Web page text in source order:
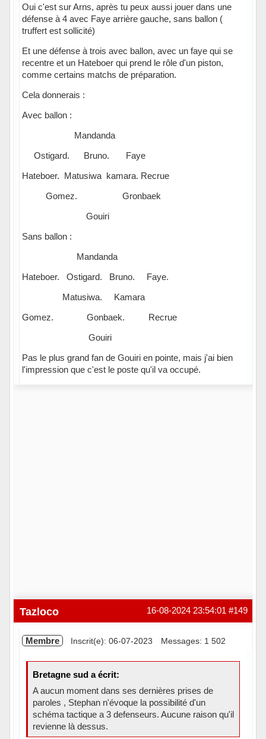
Oui c'est sur Arns, après tu peux aussi jouer dans une
défense à 4 avec Faye arrière gauche, sans ballon (
truffert est sollicité)
Et une défense à trois avec ballon, avec un faye qui se
recentre et un Hateboer qui prend le rôle d'un piston,
comme certains matchs de préparation.
Cela donnerais :
Avec ballon :
Mandanda
Ostigard. Bruno. Faye
Hateboer. Matusiwa kamara. Recrue
Gomez. Gronbaek
Gouiri
Sans ballon :
Mandanda
Hateboer. Ostigard. Bruno. Faye.
Matusiwa. Kamara
Gomez. Gonbaek. Recrue
Gouiri
Pas le plus grand fan de Gouiri en pointe, mais j'ai bien
l'impression que c'est le poste qu'il va occupé.
#149
16-08-2024 23:54:01
Tazloco
Membre Inscrit(e): 06-07-2023 Messages: 1 502
Bretagne sud a écrit:
A aucun moment dans ses dernières prises de
paroles , Stephan n'évoque la possibilité d'un
schéma tactique a 3 defenseurs. Aucune raison qu'il
revienne là dessus.